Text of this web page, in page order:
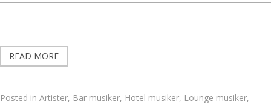
READ MORE
Posted in Artister, Bar musiker, Hotel musiker, Lounge musiker,